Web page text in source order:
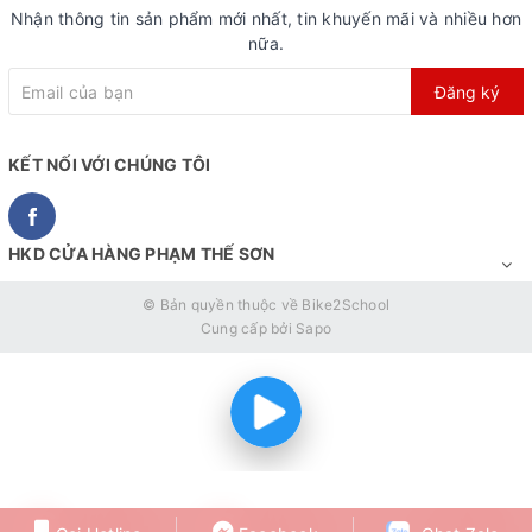
Với việc được nhập khẩu phân phối chính hãng bởi đơn vị
uy tín như Bike2School, Topright đưa ra chính sách bảo
hành chưa từng có:
Đổi lỗi sản phẩm tới 30 ngày
Bảo hành tới 36 tháng cho khung xe, 12 tháng cho phụ
tùng
chính sách của Bike2School)
Nhận thông tin sản phẩm mới nhất, tin khuyến mãi và nhiều hơn
nữa.
Đăng ký
KẾT NỐI VỚI CHÚNG TÔI
HKD CỬA HÀNG PHẠM THẾ SƠN
© Bản quyền thuộc về Bike2School
Cung cấp bởi Sapo